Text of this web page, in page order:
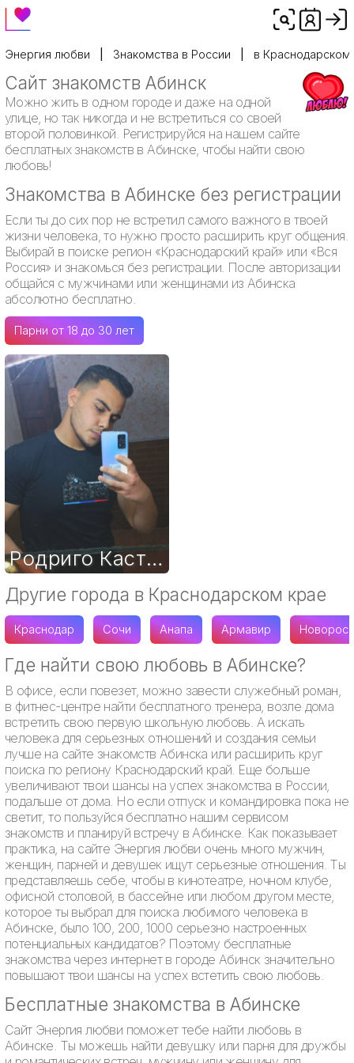
Энергия любви Знакомства в России в Краснодарском
Сайт знакомств Абинск
Можно жить в одном городе и даже на одной
улице, но так никогда и не встретиться со своей
второй половинкой. Регистрируйся на нашем сайте
бесплатных знакомств в Абинске, чтобы найти свою
любовь!
Знакомства в Абинске без регистрации
Если ты до сих пор не встретил самого важного в твоей
жизни человека, то нужно просто расширить круг общения.
Выбирай в поиске регион «Краснодарский край» или «Вся
Россия» и знакомься без регистрации. После авторизации
общайся с мужчинами или женщинами из Абинска
абсолютно бесплатно.
Парни от 18 до 30 лет
Родриго Каста,
Другие города в Краснодарском крае
Краснодар Сочи Анапа Армавир
Где найти свою любовь в Абинске?
В офисе, если повезет, можно завести служебный роман,
в фитнес-центре найти бесплатного тренера, возле дома
встретить свою первую школьную любовь. А искать
человека для серьезных отношений и создания семьи
лучше на сайте знакомств Абинска или расширить круг
поиска по региону Краснодарский край. Еще больше
увеличивают твои шансы на успех знакомства в России,
подальше от дома. Но если отпуск и командировка пока не
светит, то пользуйся бесплатно нашим сервисом
знакомств и планируй встречу в Абинске. Как показывает
практика, на сайте Энергия любви очень много мужчин,
женщин, парней и девушек ищут серьезные отношения. Ты
представляешь себе, чтобы в кинотеатре, ночном клубе,
офисной столовой, в бассейне или любом другом месте,
которое ты выбрал для поиска любимого человека в
Абинске, было 100, 200, 1000 серьезно настроенных
потенциальных кандидатов? Поэтому бесплатные
знакомства через интернет в городе Абинск значительно
повышают твои шансы на успех встетить свою любовь.
Бесплатные знакомства в Абинске
Сайт Энергия любви поможет тебе найти любовь в
Абинске. Ты можешь найти девушку или парня для дружбы